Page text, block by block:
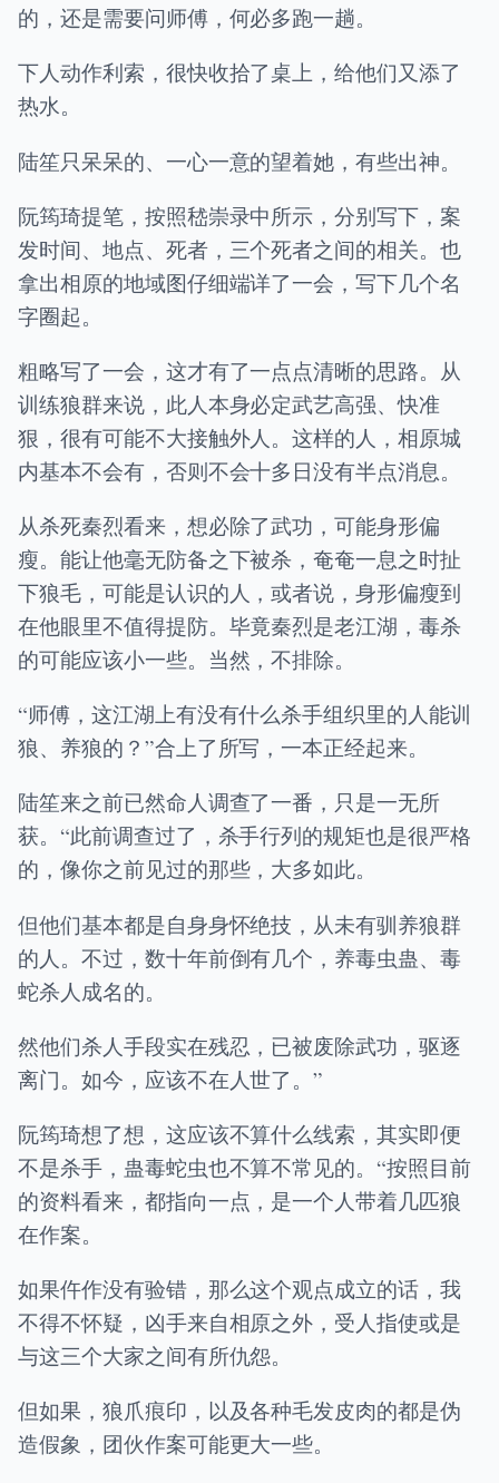
的，还是需要问师傅，何必多跑一趟。
下人动作利索，很快收拾了桌上，给他们又添了
热水。
陆笙只呆呆的、一心一意的望着她，有些出神。
阮筠琦提笔，按照嵇崇录中所示，分别写下，案
发时间、地点、死者，三个死者之间的相关。也
拿出相原的地域图仔细端详了一会，写下几个名
字圈起。
粗略写了一会，这才有了一点点清晰的思路。从
训练狼群来说，此人本身必定武艺高强、快准
狠，很有可能不大接触外人。这样的人，相原城
内基本不会有，否则不会十多日没有半点消息。
从杀死秦烈看来，想必除了武功，可能身形偏
瘦。能让他毫无防备之下被杀，奄奄一息之时扯
下狼毛，可能是认识的人，或者说，身形偏瘦到
在他眼里不值得提防。毕竟秦烈是老江湖，毒杀
的可能应该小一些。当然，不排除。
“师傅，这江湖上有没有什么杀手组织里的人能训
狼、养狼的？”合上了所写，一本正经起来。
陆笙来之前已然命人调查了一番，只是一无所
获。“此前调查过了，杀手行列的规矩也是很严格
的，像你之前见过的那些，大多如此。
但他们基本都是自身身怀绝技，从未有驯养狼群
的人。不过，数十年前倒有几个，养毒虫蛊、毒
蛇杀人成名的。
然他们杀人手段实在残忍，已被废除武功，驱逐
离门。如今，应该不在人世了。”
阮筠琦想了想，这应该不算什么线索，其实即便
不是杀手，蛊毒蛇虫也不算不常见的。“按照目前
的资料看来，都指向一点，是一个人带着几匹狼
在作案。
如果仵作没有验错，那么这个观点成立的话，我
不得不怀疑，凶手来自相原之外，受人指使或是
与这三个大家之间有所仇怨。
但如果，狼爪痕印，以及各种毛发皮肉的都是伪
造假象，团伙作案可能更大一些。